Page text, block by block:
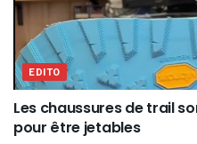
EDITO
Les chaussures de trail
pour être jetables